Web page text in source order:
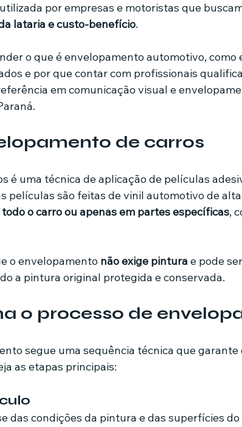
por empresas e motoristas que
lataria e custo-benefício.
o que é envelopamento automotivo, como
e por que contar com profissionais
em comunicação visual e
de carros
é uma técnica de aplicação de películas
películas são feitas de vinil automotivo de
o carro ou apenas em partes específicas,
o envelopamento não exige pintura e pode
a pintura original protegida e conservada.
o processo de
segue uma sequência técnica que
as etapas principais:
das condições da pintura e das superfícies do